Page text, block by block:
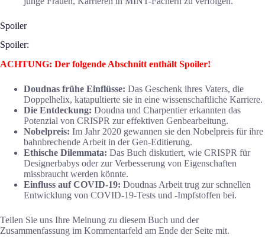
Spoiler
Spoiler:
ACHTUNG: Der folgende Abschnitt enthält Spoiler!
Doudnas frühe Einflüsse: Das Geschenk ihres Vaters, die
Doppelhelix, katapultierte sie in eine wissenschaftliche Karriere.
Die Entdeckung: Doudna und Charpentier erkannten das
Potenzial von CRISPR zur effektiven Genbearbeitung.
Nobelpreis: Im Jahr 2020 gewannen sie den Nobelpreis für ihre
bahnbrechende Arbeit in der Gen-Editierung.
Ethische Dilemmata: Das Buch diskutiert, wie CRISPR für
Designerbabys oder zur Verbesserung von Eigenschaften
missbraucht werden könnte.
Einfluss auf COVID-19: Doudnas Arbeit trug zur schnellen
Entwicklung von COVID-19-Tests und -Impfstoffen bei.
Teilen Sie uns Ihre Meinung zu diesem Buch und der
Zusammenfassung im Kommentarfeld am Ende der Seite mit.